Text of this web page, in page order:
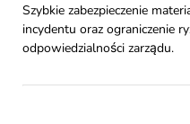
Szybkie zabezpieczenie
incydentu oraz ograniczenie
odpowiedzialności zarządu.